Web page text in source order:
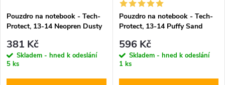
Pouzdro na notebook - Tech-
Protect, 13-14 Neopren Dusty
381 Kč
Skladem - hned k odeslání
5 ks
Pouzdro na notebook - Tech-
Protect, 13-14 Puffy Sand
596 Kč
Skladem - hned k odeslání
1 ks